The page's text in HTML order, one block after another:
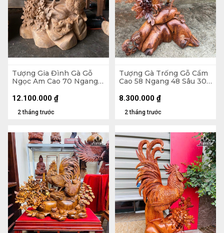
Tượng Gia Đình Gà Gỗ
Ngọc Am Cao 70 Ngang
2 tháng trước
12.100.000 ₫
Tượng Gà Trống Gỗ Cẩm
Cao 58 Ngang 48 Sâu 30
2 tháng trước
8.300.000 ₫